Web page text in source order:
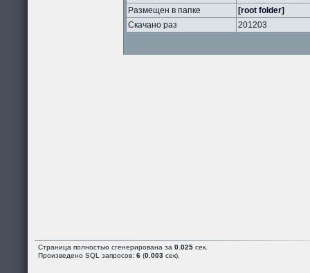
Размещен в папке
[root folder]
Скачано раз
201203
Страница полностью сгенерирована за 0.025 сек.
Произведено SQL запросов: 6 (0.003 сек).